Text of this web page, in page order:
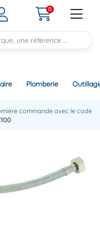
0
Plomberie
commande avec le code